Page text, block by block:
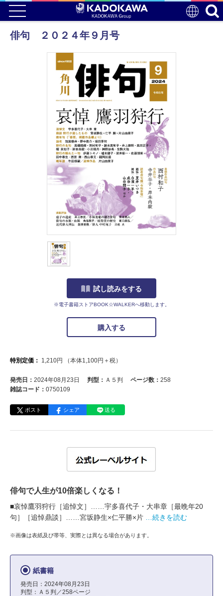
俳句 ２０２４年９月号
試し読みをする
※電子書籍ストアBOOK☆WALKERへ移動します。
購入する
特別定価： 1,210円 （本体1,100円＋税）
発売日： 2024年08月23日 判型： Ａ５判 ページ数： 258
雑誌コード： 0750109
ポスト シェア 送る
俳句で人生が10倍楽しくなる！
■哀悼鷹羽狩行［追悼文］……宇多喜代子・大串章［最晩年20
句］［追悼鼎談］……宮坂静生×仁平勝×片
…続きを読む
※画像は表紙及び帯等、実際とは異なる場合があります。
紙書籍
発売日：2024年08月23日
判型：Ａ５判／258ページ